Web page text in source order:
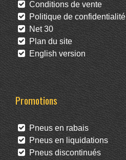
Conditions de vente
Politique de confidentialité
Net 30
Plan du site
English version
Promotions
Pneus en rabais
Pneus en liquidations
Pneus discontinués